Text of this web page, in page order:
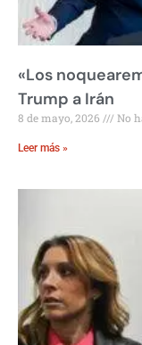
«Los
Trump a Irán
8 de mayo, 2026 No
Leer más »